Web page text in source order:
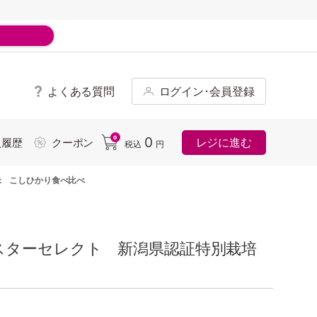
よくある質問 ログイン･会員登録
歴 クーポン 0
税込 0 円 レジに進む
こしひかり食べ比べ
ターセレクト 新潟県認証特別栽培